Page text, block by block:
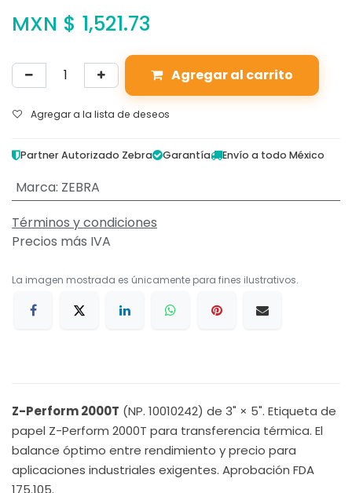
MXN $ 1,521.73
Agregar al carrito
Agregar a la lista de deseos
Partner Autorizado Zebra Garantía Envío a todo México
Marca: ZEBRA
Términos y condiciones
Precios más IVA
La imagen mostrada es únicamente para fines ilustrativos.
Z-Perform 2000T (NP. 10010242) de 3" × 5". Etiqueta de
papel Z-Perform 2000T para transferencia térmica. El
balance óptimo entre rendimiento y precio para
aplicaciones industriales exigentes. Aprobación FDA
175.105.